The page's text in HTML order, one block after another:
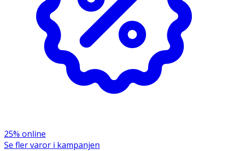
25% online
Se fler varor i kampanjen